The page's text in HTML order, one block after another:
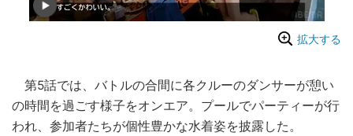
拡大する
第5話では、バトルの合間に各クルーのダンサーが憩い
の時間を過ごす様子をオンエア。プールでパーティーが行
われ、参加者たちが個性豊かな水着姿を披露した。